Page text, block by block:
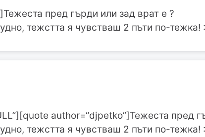
пред гърди или зад врат е ?
тежстта я чувстваш 2 пъти по-тежка!
author=“djpetko”]Тежеста пред
тежстта я чувстваш 2 пъти по-тежка!